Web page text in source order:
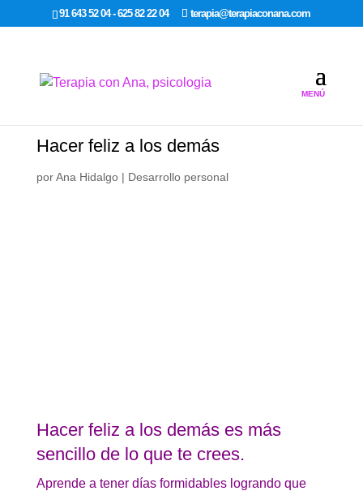
google-site-verification: google7dcda757e565a307.html
91 643 52 04 - 625 82 22 04 terapia@terapiaconana.com
Hacer feliz a los demás
porAna Hidalgo| Desarrollo personal
Hacer feliz a los demás es más
sencillo de lo que te crees.
Aprende a tener días formidables logrando que